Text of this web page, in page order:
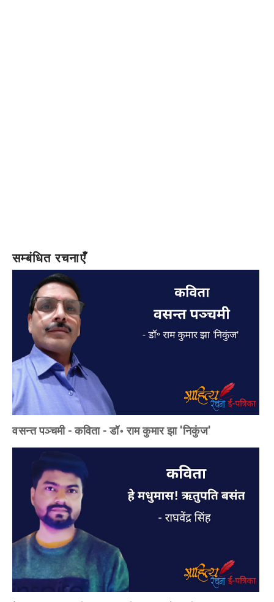
सम्बंधित रचनाएँ
वसन्त पञ्चमी - कविता - डॉ॰ राम कुमार झा 'निकुंज'